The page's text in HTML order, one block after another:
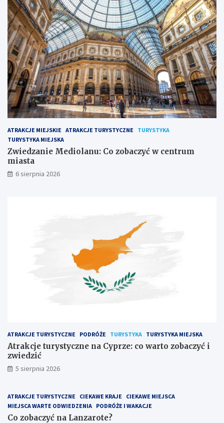
ATRAKCJE MIEJSKIE ATRAKCJE TURYSTYCZNE
TURYSTYKA
TURYSTYKA MIEJSKA
Zwiedzanie Mediolanu: Co zobaczyć w centrum
miasta
6 sierpnia 2026
ATRAKCJE TURYSTYCZNE PODRÓŻE TURYSTYKA TURYSTYKA MIEJSKA
Atrakcje turystyczne na Cyprze: co warto zobaczyć i
zwiedzić
5 sierpnia 2026
ATRAKCJE TURYSTYCZNE CIEKAWE KRAJE
CIEKAWE MIEJSCA
MIEJSCA WARTE ODWIEDZENIA PODRÓŻE I WAKACJE
Co zobaczyć na Lanzarote?